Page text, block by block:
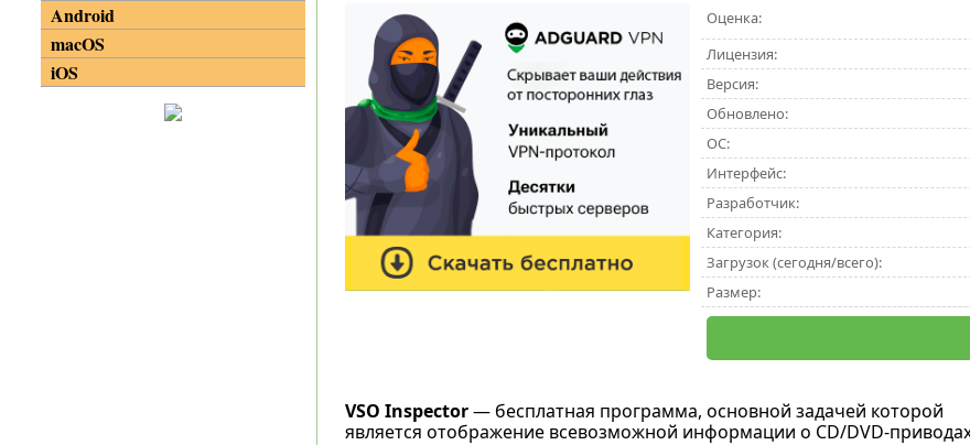
Оценка:
Лицензия:
Версия:
Обновлено:
ОС:
Интерфейс:
Разработчик:
Категория:
Загрузок (сегодня/всего):
Размер:
VSO Inspector— бесплатная программа, основной задачей которой
является отображение всевозможной информации о CD/DVD-
Android
macOS
iOS